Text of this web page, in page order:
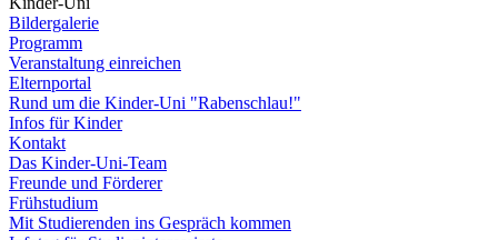
Bildergalerie
Programm
Veranstaltung einreichen
Elternportal
Rund um die Kinder-Uni "Rabenschlau!"
Infos für Kinder
Kontakt
Das Kinder-Uni-Team
Freunde und Förderer
Frühstudium
Mit Studierenden ins Gespräch kommen